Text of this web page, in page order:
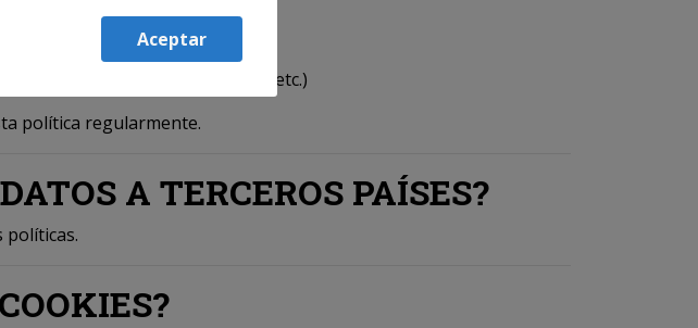
servidor
Google (reCaptcha, búsqueda, etc.)
política regularmente.
A TERCEROS PAÍSES?
políticas.
Aceptar